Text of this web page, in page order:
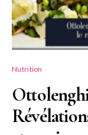
Nutrition